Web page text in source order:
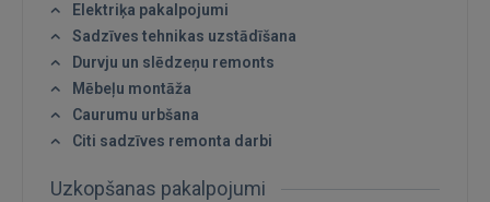
Elektriķa pakalpojumi
Sadzīves tehnikas uzstādīšana
Durvju un slēdzeņu remonts
Mēbeļu montāža
Caurumu urbšana
Citi sadzīves remonta darbi
Uzkopšanas pakalpojumi